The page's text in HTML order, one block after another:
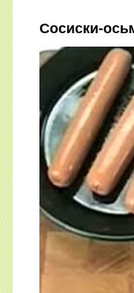
Сосиски-